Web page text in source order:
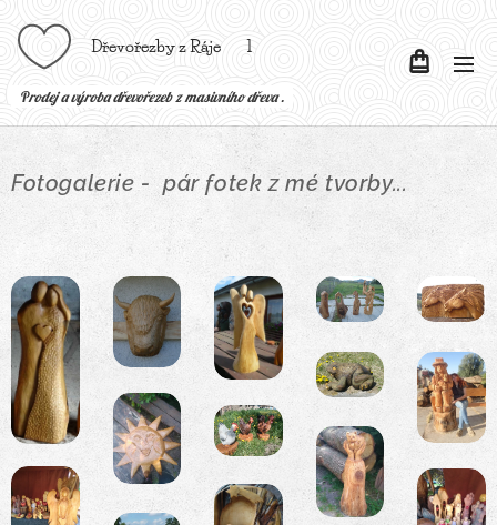
Dřevořezby z Ráje l
Prodej a výroba dřevořezeb z masivního dřeva .
Fotogalerie - pár fotek z mé tvorby...